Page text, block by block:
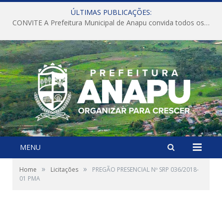
ÚLTIMAS PUBLICAÇÕES:
CONVITE A Prefeitura Municipal de Anapu convida todos os servidores públicos municipais para participarem da Audiência Pública de discussão da Lei de Diretrizes Orçamentárias (LDO), importante instrumento de planejamento das ações e investimentos da Administração Pública para o próximo exercício financeiro.
MENU
Home » Licitações »
PREGÃO PRESENCIAL Nº SRP 036/2018-
01 PMA